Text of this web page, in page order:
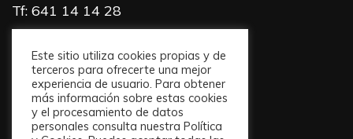
Tf: 641 14 14 28
info@zaharacriptana.com
Este sitio utiliza cookies propias y de
terceros para ofrecerte una mejor
experiencia de usuario. Para obtener
más información sobre estas cookies
y el procesamiento de datos
personales consulta nuestra Política